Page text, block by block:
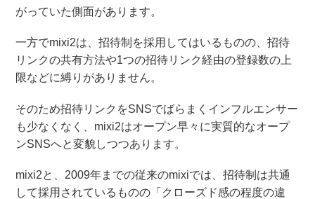
がっていた側面があります。
一方でmixi2は、招待制を採用してはいるものの、招待
リンクの共有方法や1つの招待リンク経由の登録数の上
限などに縛りがありません。
そのため招待リンクをSNSでばらまくインフルエンサー
も少なくなく、mixi2はオープン早々に実質的なオープ
ンSNSへと変貌しつつあります。
mixi2と、2009年までの従来のmixiでは、招待制は共通
して採用されているものの「クローズド感の程度の違